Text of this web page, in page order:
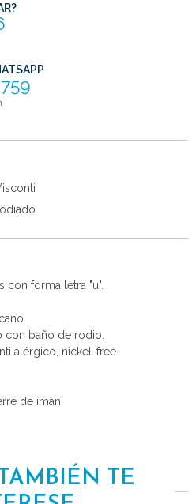
con forma letra "u".
con baño de rodio.
alérgico, nickel-free.
de imán.
TE